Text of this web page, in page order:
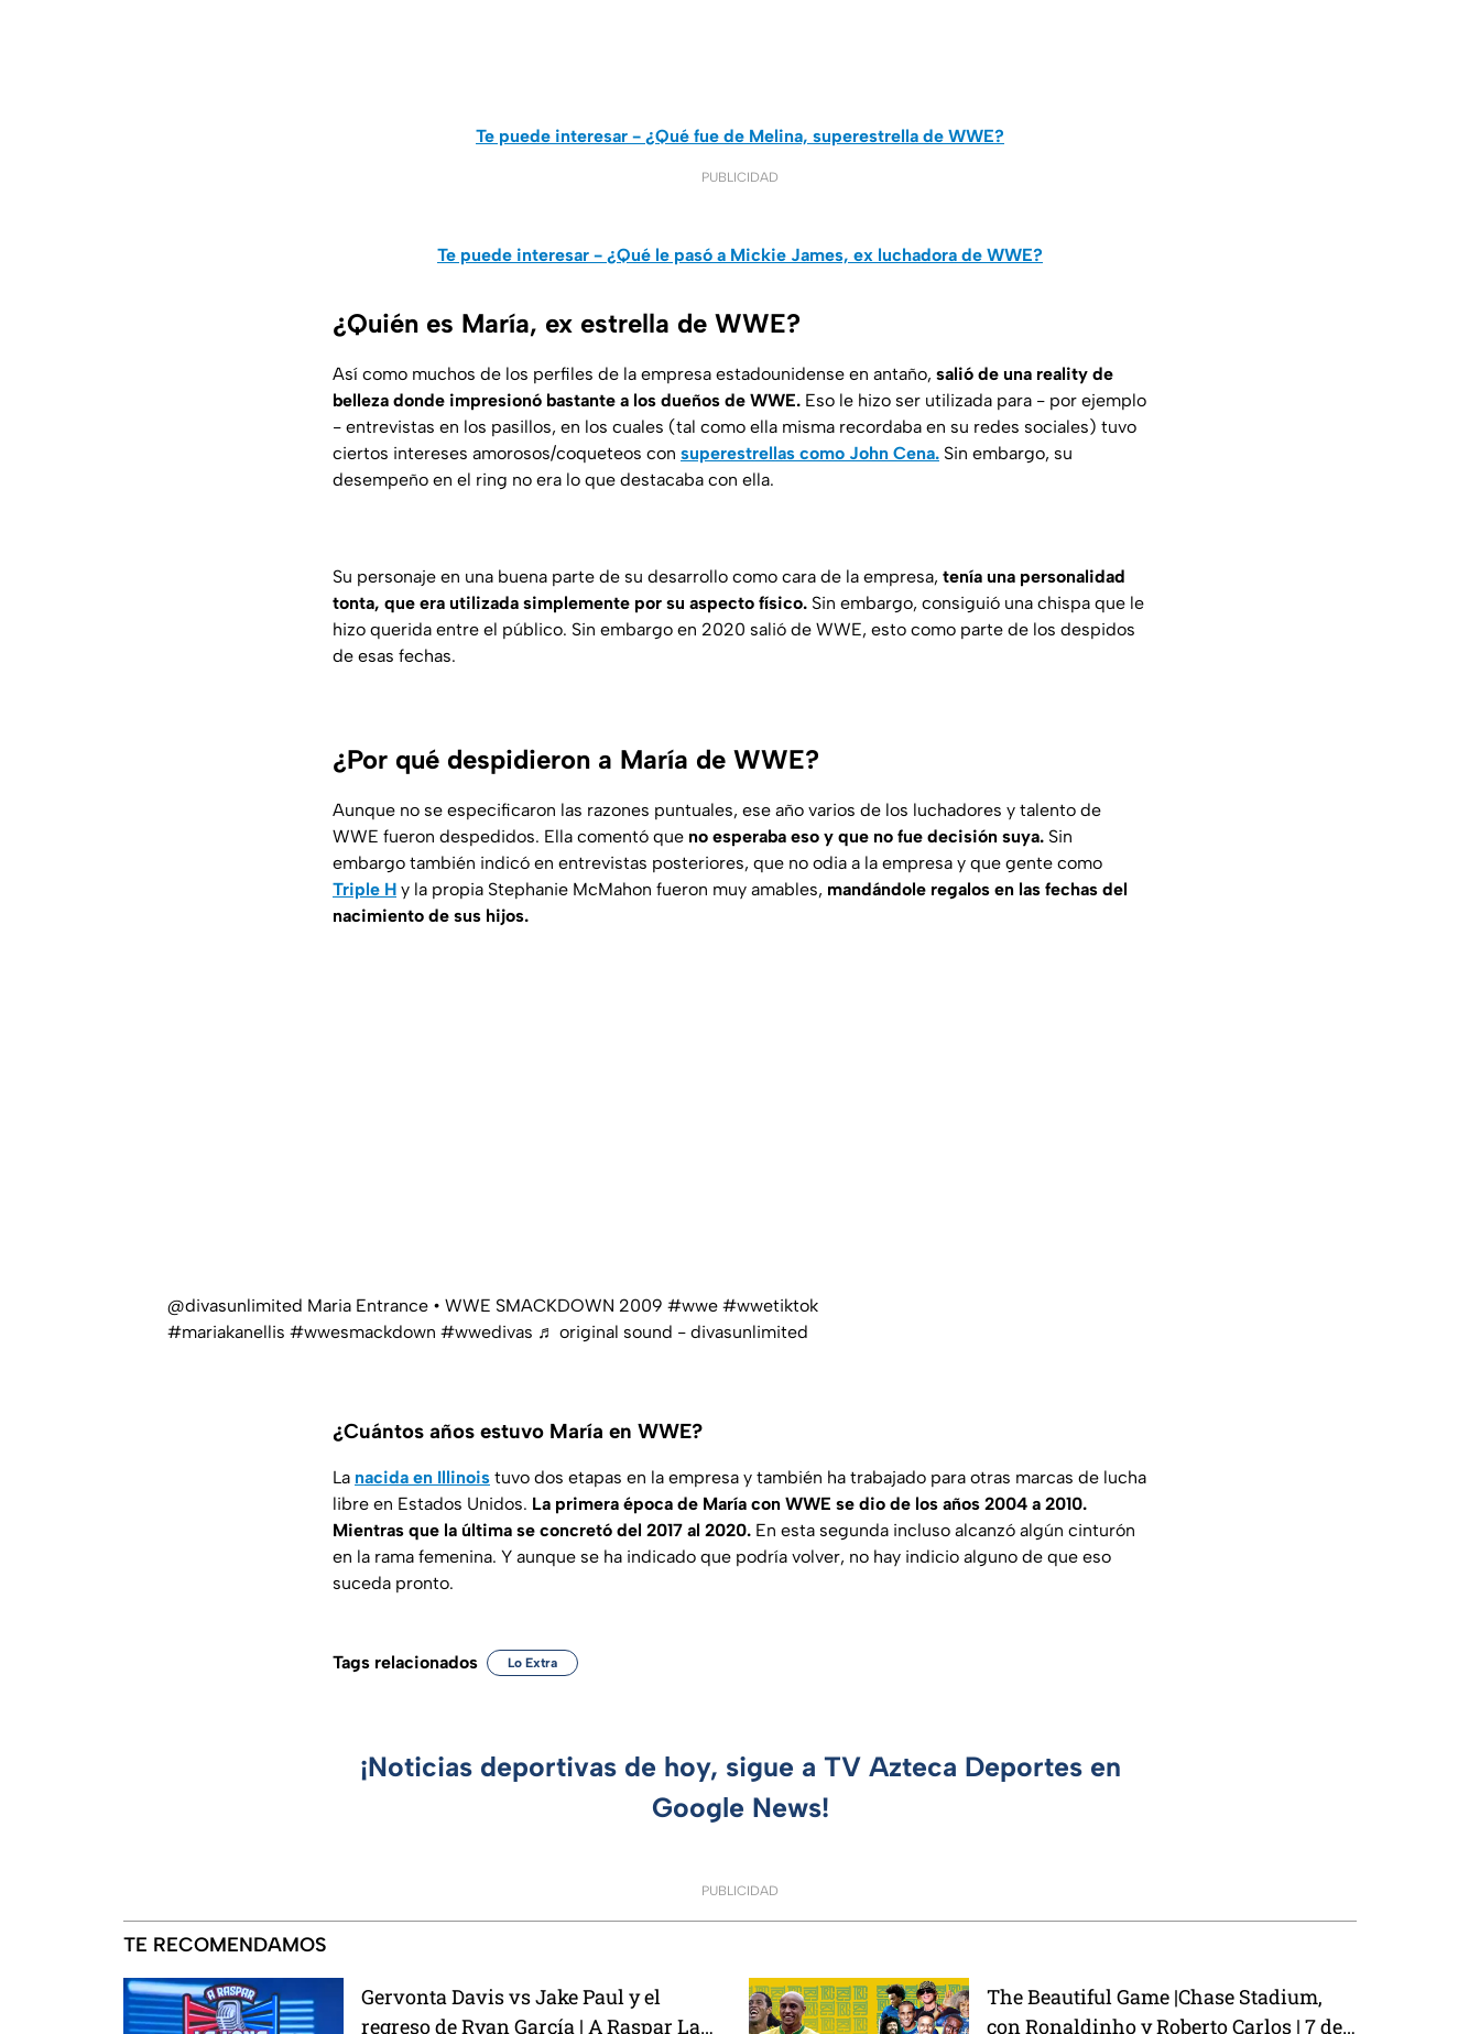
Te puede interesar - ¿Qué fue de Melina, superestrella de WWE?
PUBLICIDAD
Te puede interesar - ¿Qué le pasó a Mickie James, ex luchadora de WWE?
¿Quién es María, ex estrella de WWE?
Así como muchos de los perfiles de la empresa estadounidense en antaño, salió de una reality de
belleza donde impresionó bastante a los dueños de WWE. Eso le hizo ser utilizada para - por ejemplo
- entrevistas en los pasillos, en los cuales (tal como ella misma recordaba en su redes sociales) tuvo
ciertos intereses amorosos/coqueteos con superestrellas como John Cena. Sin embargo, su
desempeño en el ring no era lo que destacaba con ella.
Su personaje en una buena parte de su desarrollo como cara de la empresa, tenía una personalidad
tonta, que era utilizada simplemente por su aspecto físico. Sin embargo, consiguió una chispa que le
hizo querida entre el público. Sin embargo en 2020 salió de WWE, esto como parte de los despidos
de esas fechas.
¿Por qué despidieron a María de WWE?
Aunque no se especificaron las razones puntuales, ese año varios de los luchadores y talento de
WWE fueron despedidos. Ella comentó que no esperaba eso y que no fue decisión suya. Sin
embargo también indicó en entrevistas posteriores, que no odia a la empresa y que gente como
Triple H y la propia Stephanie McMahon fueron muy amables, mandándole regalos en las fechas del
nacimiento de sus hijos.
@divasunlimited Maria Entrance • WWE SMACKDOWN 2009 #wwe #wwetiktok
#mariakanellis #wwesmackdown #wwedivas ♬ original sound - divasunlimited
¿Cuántos años estuvo María en WWE?
La nacida en Illinois tuvo dos etapas en la empresa y también ha trabajado para otras marcas de lucha
libre en Estados Unidos. La primera época de María con WWE se dio de los años 2004 a 2010.
Mientras que la última se concretó del 2017 al 2020. En esta segunda incluso alcanzó algún cinturón
en la rama femenina. Y aunque se ha indicado que podría volver, no hay indicio alguno de que eso
suceda pronto.
Tags relacionados Lo Extra
¡Noticias deportivas de hoy, sigue a TV Azteca Deportes en
Google News!
PUBLICIDAD
TE RECOMENDAMOS
Gervonta Davis vs Jake Paul y el
regreso de Ryan García | A Raspar La
The Beautiful Game |Chase Stadium,
con Ronaldinho y Roberto Carlos | 7 de